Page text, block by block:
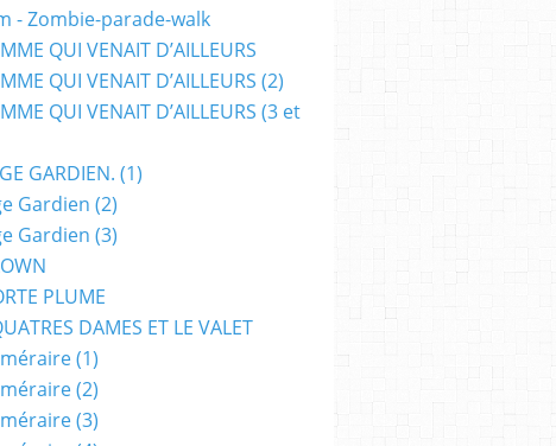
,FANTASTIQUE
- Zombie-parade-walk
QUI VENAIT D’AILLEURS
QUI VENAIT D’AILLEURS (2)
QUI VENAIT D’AILLEURS (3 et
GARDIEN. (1)
Gardien (2)
Gardien (3)
PLUME
DAMES ET LE VALET
(1)
(2)
(3)